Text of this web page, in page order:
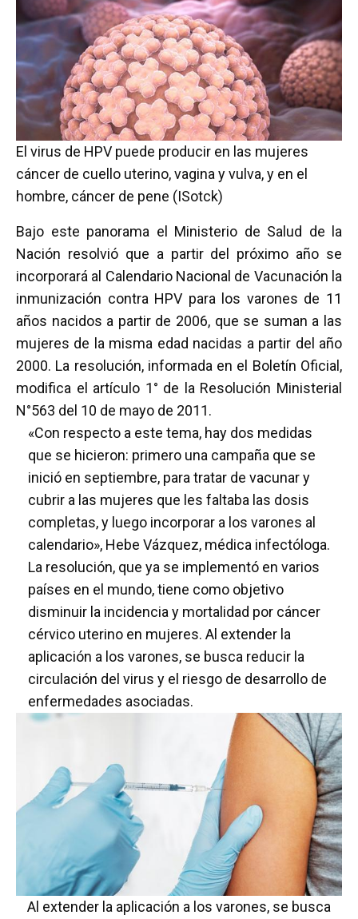
El virus de HPV puede producir en las mujeres
cáncer de cuello uterino, vagina y vulva, y en el
hombre, cáncer de pene (ISotck)
Bajo este panorama el Ministerio de Salud de la
Nación resolvió que a partir del próximo año se
incorporará al Calendario Nacional de Vacunación la
inmunización contra HPV para los varones de 11
años nacidos a partir de 2006, que se suman a las
mujeres de la misma edad nacidas a partir del año
2000. La resolución, informada en el Boletín Oficial ,
modifica el artículo 1° de la Resolución Ministerial
N°563 del 10 de mayo de 2011.
«Con respecto a este tema, hay dos medidas
que se hicieron: primero una campaña que se
inició en septiembre, para tratar de vacunar y
cubrir a las mujeres que les faltaba las dosis
completas, y luego incorporar a los varones al
calendario», Hebe Vázquez, médica infectóloga.
La resolución, que ya se implementó en varios
países en el mundo, tiene como objetivo
disminuir la incidencia y mortalidad por cáncer
cérvico uterino en mujeres. Al extender la
aplicación a los varones, se busca reducir la
circulación del virus y el riesgo de desarrollo de
enfermedades asociadas.
Al extender la aplicación a los varones, se busca